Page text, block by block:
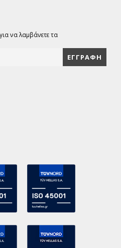
να λαμβάνετε τα